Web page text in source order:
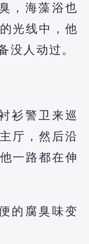
，海藻浴也
光线中，他
没人动过。
衫警卫来巡
厅，然后沿
一路都在伸
的腐臭味变